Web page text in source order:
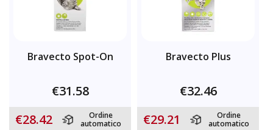
Bravecto Spot-On
€31.58
€28.42
Ordine
automatico
Bravecto Plus
€32.46
€29.21
Ordine
automatico